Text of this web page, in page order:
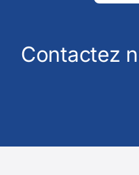
Contactez